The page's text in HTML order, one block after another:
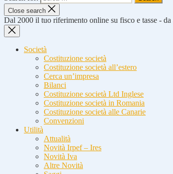
Close search
Dal 2000 il tuo riferimento online su fisco e tasse -
Società
Costituzione società
Costituzione società all’estero
Cerca un’impresa
Bilanci
Costituzione società Ltd Inglese
Costituzione società in Romania
Costituzione società alle Canarie
Convenzioni
Utilità
Attualità
Novità Irpef – Ires
Novità Iva
Altre Novità